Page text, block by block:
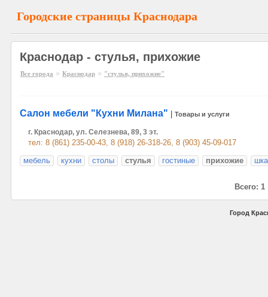
Городские страницы Краснодара
Краснодар - стулья, прихожие
Все города » Краснодар » "стулья, прихожие"
Салон мебели "Кухни Милана" Товары и услуги
г. Краснодар, ул. Селезнева, 89, 3 эт.
тел: 8 (861) 235-00-43, 8 (918) 26-318-26, 8 (903) 45-09-017
мебель
кухни столы стулья гостиные прихожие
Всего: 1
Город